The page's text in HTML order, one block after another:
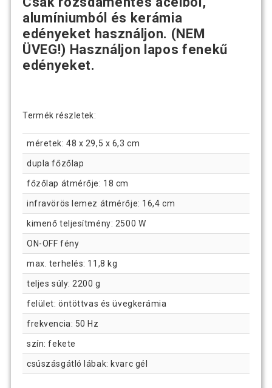
alumíniumból és kerámia
edényeket használjon. (NEM
ÜVEG!) Használjon lapos fenekű
edényeket.
Termék részletek:
méretek: 48 x 29,5 x 6,3 cm
dupla főzőlap
főzőlap átmérője: 18 cm
infravörös lemez átmérője: 16,4 cm
kimenő teljesítmény: 2500 W
ON-OFF fény
max. terhelés: 11,8 kg
teljes súly: 2200 g
felület: öntöttvas és üvegkerámia
frekvencia: 50 Hz
szín: fekete
csúszásgátló lábak: kvarc gél